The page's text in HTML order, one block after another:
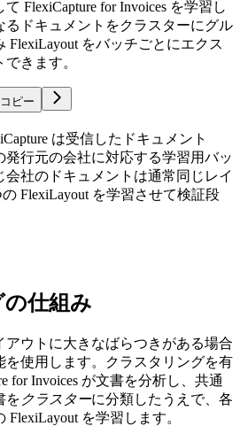
FlexiCapture for Invoices を学習し
るドキュメントをクラスターにグル
FlexiLayout をバッチごとにエクス
きます。
ピー
は受信したドキュメント
発行元の会社に対応する学習用バッ
社のドキュメントは通常同じレイ
FlexiLayout を学習させて検証段
仕組み
アウトに大きなばらつきがある場合
を使用します。クラスタリングを有
for Invoices が文書を分析し、共通
を クラスターに分類したうえで、各
を学習します。